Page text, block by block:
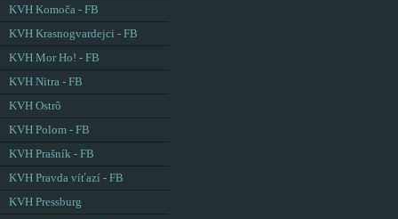
KVH Komoča - FB
KVH Krasnogvardejci - FB
KVH Mor Ho! - FB
KVH Nitra - FB
KVH Ostrô
KVH Polom - FB
KVH Prašník - FB
KVH Pravda víťazí - FB
KVH Pressburg